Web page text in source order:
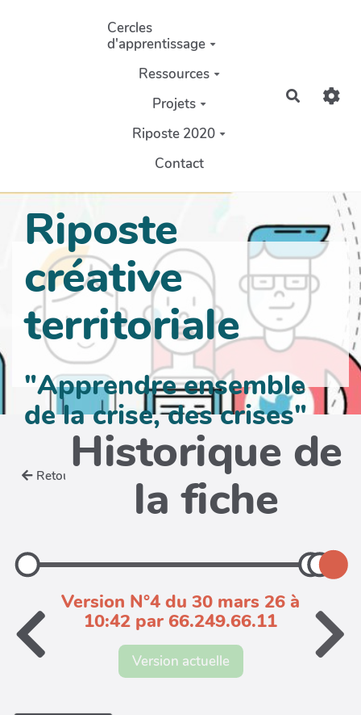
Aller au contenu principal
Cercles
d'apprentissage
Ressources
Projets
Riposte 2020
Contact
Riposte
créative
territoriale
"Apprendre ensemble
de la crise, des crises"
Retour Historique de
la fiche
Version N°4 du 30 mars 26 à
10:42 par 66.249.66.11
Version actuelle